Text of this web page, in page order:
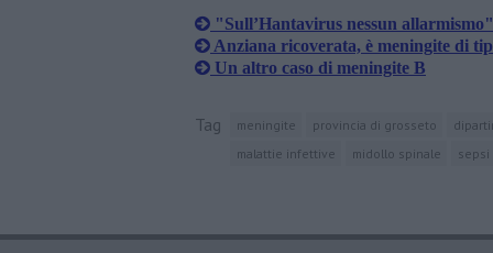
"Sull’Hantavirus nessun allarmismo"
Anziana ricoverata, è meningite di
Un altro caso di meningite B
Tag meningite provincia di grosseto
malattie infettive
midollo spinale sepsi